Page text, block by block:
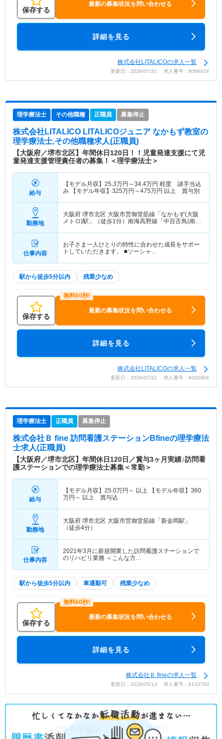
保存する
最新の募集状況を問い合わせる
詳細を見る
株式会社LITALICOの求人一覧
更新日：2026/07/31 求人番号：9096624
理学療法士 その他職種 正職員 募集停止
株式会社LITALICO LITALICOジュニア なかもず教室の
理学療法士,その他職種求人(正職員)
【大阪府／堺市北区】年間休日120日！！児童発達支援にて児
童発達支援管理責任者の募集！＜理学療法士＞
給与
【モデル月収】 25.3万円～34.4万円 程度 諸手当込
み 【モデル年収】 325万円～475万円 以上 賞与別
勤務地
大阪府 堺市北区 大阪市営御堂筋線「なかもず(大阪
メトロ)駅」（徒歩1分）南海高野線「中百舌鳥(南
仕事内容
お子さま一人ひとりの特性に合わせた成長をサポー
トしていただきます。 ■ソーシャ…
駅から徒歩5分以内 残業少なめ
保存する
最新の募集状況を問い合わせる
詳細を見る
株式会社LITALICOの求人一覧
更新日：2026/07/31 求人番号：9030904
理学療法士 正職員 募集停止
株式会社Ｂ fine 訪問看護ステーションBfineの理学療法
士求人(正職員)
【大阪府／堺市北区】年間休日120日／賞与3ヶ月実績♪訪問看
護ステーションでの理学療法士募集＜常勤＞
給与
【モデル月収】 25.0万円～ 以上 【モデル年収】 360
万円～ 以上 賞与込
勤務地
大阪府 堺市北区 大阪市営御堂筋線「新金岡駅」
（徒歩4分）
仕事内容
2021年3月に新規開業した訪問看護ステーションで
のリハビリ業務 ＜こんな方…
駅から徒歩5分以内 車通勤可 残業少なめ
保存する
最新の募集状況を問い合わせる
詳細を見る
株式会社Ｂ fineの求人一覧
更新日：2026/05/13 求人番号：9120700